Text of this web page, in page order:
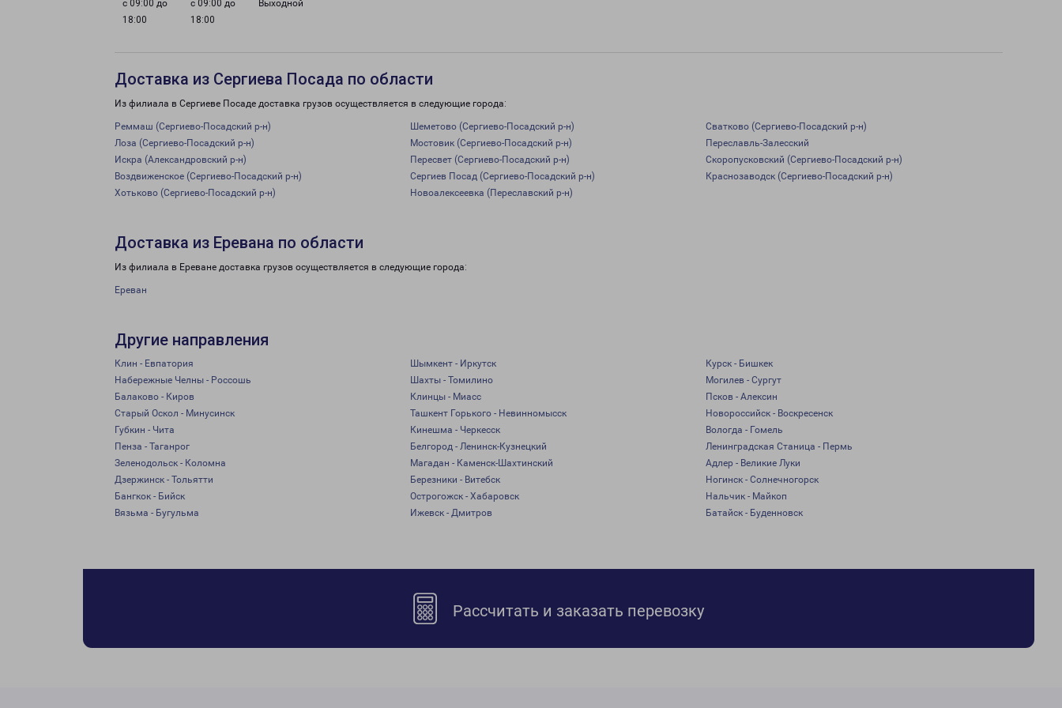
с 09:00 до
18:00
с 09:00 до
18:00
Выходной
Доставка из Сергиева Посада по области
Из филиала в Сергиеве Посаде доставка грузов осуществляется в следующие города:
Реммаш (Сергиево-Посадский р-н) Шеметово (Сергиево-Посадский р-н)
Сватково (Сергиево-Посадский р-н)
Лоза (Сергиево-Посадский р-н)
Мостовик (Сергиево-Посадский р-н)
Переславль-Залесский
Искра (Александровский р-н)
Пересвет (Сергиево-Посадский р-н)
Скоропусковский (Сергиево-Посадский р-н)
Воздвиженское (Сергиево-Посадский р-н)
Сергиев Посад (Сергиево-Посадский р-н)
Краснозаводск (Сергиево-Посадский р-н)
Хотьково (Сергиево-Посадский р-н)
Новоалексеевка (Переславский р-н)
Доставка из Еревана по области
Из филиала в Ереване доставка грузов осуществляется в следующие города:
Ереван
Другие направления
Клин - Евпатория Шымкент - Иркутск
Курск - Бишкек
Набережные Челны - Россошь
Шахты - Томилино
Могилев - Сургут
Балаково - Киров
Клинцы - Миасс
Псков - Алексин
Старый Оскол - Минусинск
Ташкент Горького - Невинномысск
Новороссийск - Воскресенск
Губкин - Чита
Кинешма - Черкесск
Вологда - Гомель
Пенза - Таганрог
Белгород - Ленинск-Кузнецкий
Ленинградская Станица - Пермь
Зеленодольск - Коломна
Магадан - Каменск-Шахтинский
Адлер - Великие Луки
Дзержинск - Тольятти
Березники - Витебск
Ногинск - Солнечногорск
Бангкок - Бийск
Острогожск - Хабаровск
Нальчик - Майкоп
Вязьма - Бугульма
Ижевск - Дмитров Батайск - Буденновск
Рассчитать и заказать перевозку